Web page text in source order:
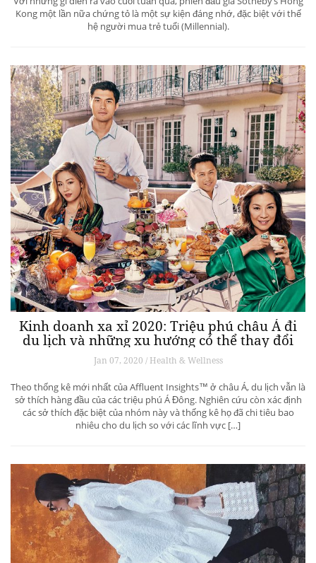
Kong một lần nữa chứng tỏ là một sự kiện đáng nhớ, đặc biệt với thế
hệ người mua trẻ tuổi (Millennial).
Kinh doanh xa xỉ 2020: Triệu phú châu Á đi
du lịch và những xu hướng có thể thay đổi
ngành du lịch thượng lưu
Jan 07, 2020 / Health & Wellness
Theo thống kê mới nhất của Affluent Insights™ ở châu Á, du lịch vẫn là
sở thích hàng đầu của các triệu phú Á Đông. Nghiên cứu còn xác định
các sở thích đặc biệt của nhóm này và thống kê họ đã chi tiêu bao
nhiêu cho du lịch so với các lĩnh vực […]